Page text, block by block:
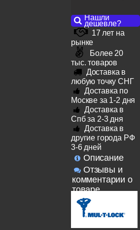
Нашли
дешевле?
17 лет на
рынке
Более 20
тыс. товаров
Доставка в
любую точку СНГ
Доставка по
Москве за 1-2 дня
Доставка в
Спб за 2-3 дня
Доставка в
другие города РФ
3-6 дней
Описание
Отзывы и
комментарии о
товаре